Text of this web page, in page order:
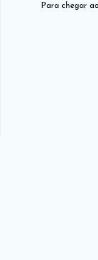
Para chegar